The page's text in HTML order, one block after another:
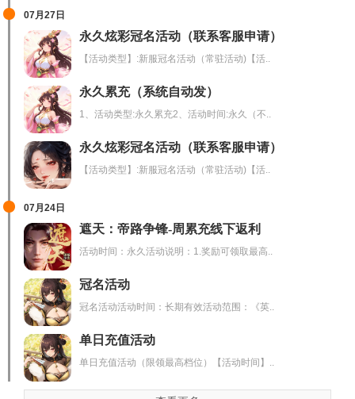
07月27日
永久炫彩冠名活动（联系客服申请）
【活动类型】:新服冠名活动（常驻活动)【活..
永久累充（系统自动发）
1、活动类型:永久累充2、活动时间:永久（不..
永久炫彩冠名活动（联系客服申请）
【活动类型】:新服冠名活动（常驻活动)【活..
07月24日
遮天：帝路争锋-周累充线下返利
活动时间：永久活动说明：1.奖励可领取最高..
冠名活动
冠名活动活动时间：长期有效活动范围：《英..
单日充值活动
单日充值活动（限领最高档位）【活动时间】..